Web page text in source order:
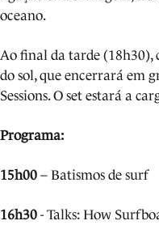
oceano.
Ao final da tarde (18h30),
do sol, que encerrará em
Sessions. O set estará a
Programa:
15h00 – Batismos de surf
16h30 - Talks: How